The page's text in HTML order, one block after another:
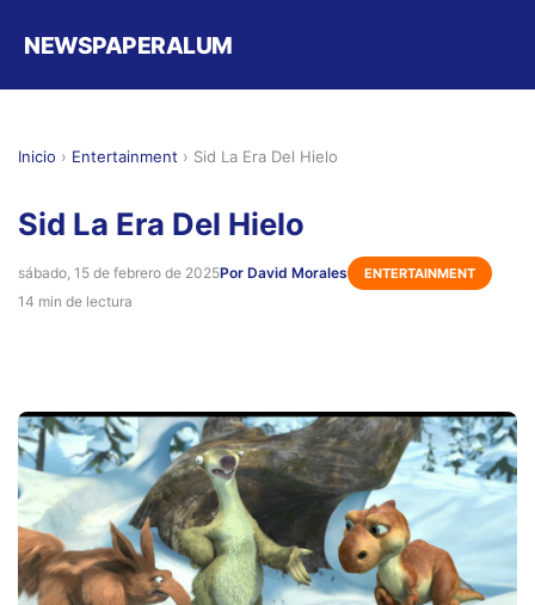
NEWSPAPERALUM
Inicio › Entertainment › Sid La Era Del Hielo
Sid La Era Del Hielo
sábado, 15 de febrero de 2025Por David Morales ENTERTAINMENT
14 min de lectura